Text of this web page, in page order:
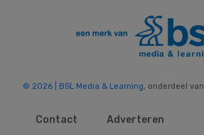
© 2026 | BSL Media & Learning, onderdeel van
Contact
Adverteren